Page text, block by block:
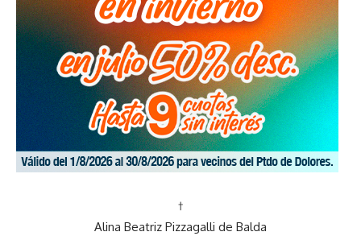
†
Alina Beatriz Pizzagalli de Balda